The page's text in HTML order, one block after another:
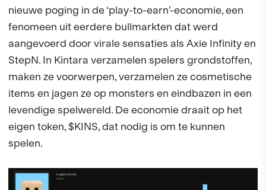
nieuwe poging in de ‘play-to-earn’-economie, een
fenomeen uit eerdere bullmarkten dat werd
aangevoerd door virale sensaties als Axie Infinity en
StepN. In Kintara verzamelen spelers grondstoffen,
maken ze voorwerpen, verzamelen ze cosmetische
items en jagen ze op monsters en eindbazen in een
levendige spelwereld. De economie draait op het
eigen token, $KINS, dat nodig is om te kunnen
spelen.